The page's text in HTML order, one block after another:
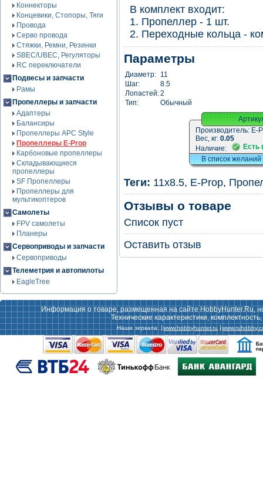
Коннекторы
Концевики, Стопоры, Тяги
Провода
Серво провода
Стяжки, Ремни, Резинки
SBEC/UBEC, Регуляторы
RC переключатели
Подвесы и запчасти
Рамы
Пропеллеры и запчасти
Адаптеры
Балансиры
Пропеллеры APC Style
Пропеллеры E-Prop
Карбоновые пропеллеры
Складывающиеся
пропеллеры
SF Пропеллеры
Пропеллеры для
мультикоптеров
Самолеты
FPV самолеты
Планеры
Сервоприводы и запчасти
Сервоприводы
Телеметрия и автопилоты
EagleTree
В комплект входит:
1. Пропеллер - 1 шт.
2. Переходные кольца -
Параметры
Диаметр: 11
Шаг:
8.5
Лопастей:2
Тип:
Обычный
Производитель: E-
Вес, кг: 0.05
Наличие:
Есть
В список желаний
Теги: 11x8.5, E-Prop,
Отзывы о товаре
Список пуст
Оставить отзыв
Информация о товаре, размещенная на сайте HobbyHunter.Ru,
Технические характеристики,
Наши зеркала: www.hobbyhunter.ru